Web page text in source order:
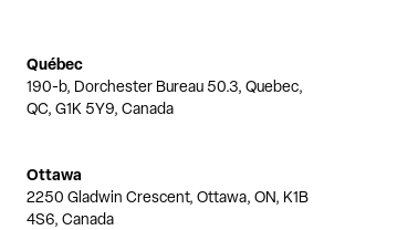
Québec
190-b, Dorchester Bureau 50.3, Quebec,
QC, G1K 5Y9, Canada
Ottawa
2250 Gladwin Crescent, Ottawa, ON, K1B
4S6, Canada